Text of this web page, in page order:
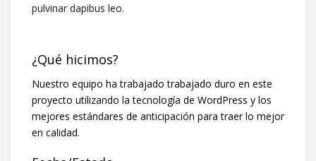
pulvinar dapibus leo.
¿Qué hicimos?
Nuestro equipo ha trabajado trabajado duro en este
proyecto utilizando la tecnología de WordPress y los
mejores estándares de anticipación para traer lo mejor
en calidad.